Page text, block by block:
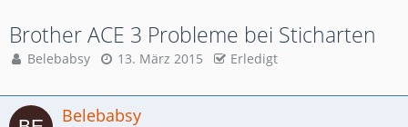
Brother ACE 3 Probleme bei Sticharten
Belebabsy 13. März 2015 Erledigt
Belebabsy